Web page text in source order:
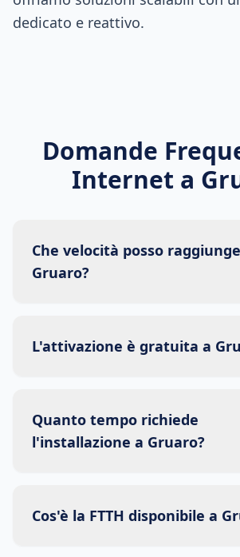
dedicato e reattivo.
Domande
Internet a
Che velocità posso
Gruaro?
L'attivazione è gratuita a
Quanto tempo richiede
l'installazione a Gruaro?
Cos'è la FTTH disponibile a